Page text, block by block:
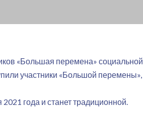
«Большая перемена» социальной
участники «Большой
года и станет традиционной.